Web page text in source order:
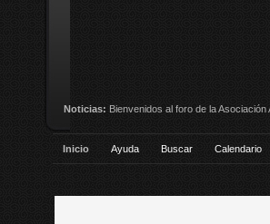
Noticias: Bienvenidos al foro de la Asociación
Inicio Ayuda Buscar Calendario